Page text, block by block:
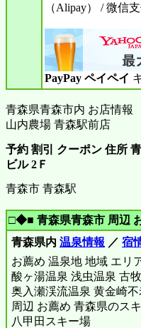
（Alipay） / 微信
PayPay ペイペイ
青森県青森市内 お店情報
山内農場 青森駅前店
予約 割引 クーポン 住所
ビル 2Ｆ
青森市 青森駅
□◆■ 青森県青森市 周辺
青森県内 温泉情報 ／ 宿
お薦め 温泉地 地域 エリ
酸ヶ湯温泉 浅虫温泉 古
奥入瀬渓流温泉 黄金崎
周辺 お薦め 青森県のス
八甲田スキー場